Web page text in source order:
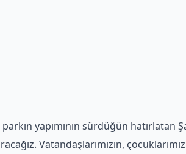
yapımının sürdüğün hatırlatan
Vatandaşlarımızın,